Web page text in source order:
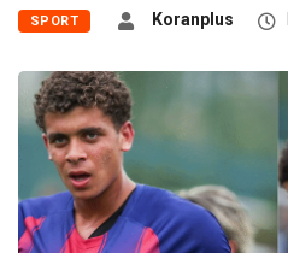
SPORT Koranplus